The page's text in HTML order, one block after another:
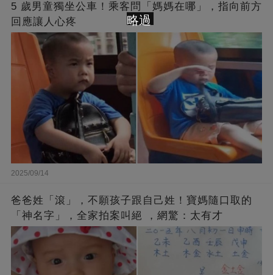
5 歲男童獨坐公車！乘客問「媽媽在哪」，指向前方
回應讓人心疼
2025/09/14
爸爸姓「滾」，不願孩子跟自己姓！寶媽隨口取的
「神名字」，全家拍案叫絕 ，網驚：太有才
略過